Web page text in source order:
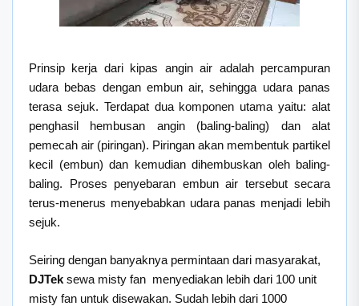
Prinsip kerja dari kipas angin air adalah percampuran
udara bebas dengan embun air, sehingga udara panas
terasa sejuk. Terdapat dua komponen utama yaitu: alat
penghasil hembusan angin (baling-baling) dan alat
pemecah air (piringan). Piringan akan membentuk partikel
kecil (embun) dan kemudian dihembuskan oleh baling-
baling. Proses penyebaran embun air tersebut secara
terus-menerus menyebabkan udara panas menjadi lebih
sejuk.
Seiring dengan banyaknya permintaan dari masyarakat,
DJTek sewa misty fan menyediakan lebih dari 100 unit
misty fan untuk disewakan. Sudah lebih dari 1000